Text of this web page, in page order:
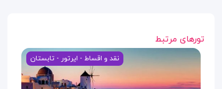
تورهای مرتبط
نقد و اقساط - ایرتور - تابستان